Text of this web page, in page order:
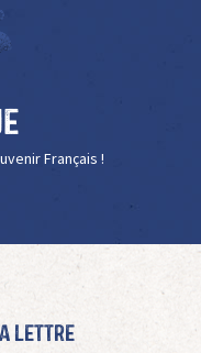
Français !
Lettre